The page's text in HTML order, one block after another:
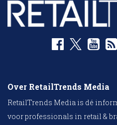
Over RetailTrends Media
RetailTrends Media is dé
voor professionals in retail &